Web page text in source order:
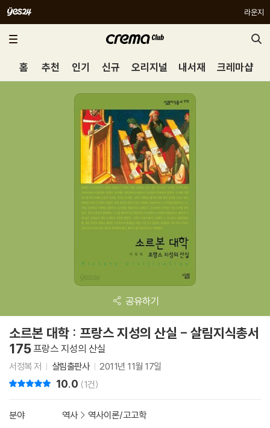
라운지
홈 추천 인기 신규 오리지널 내서재 크레마샵
공유하기
소르본 대학 : 프랑스 지성의 산실 - 살림지식총서
175프랑스 지성의 산실
서정복 저 살림출판사 2011년 11월 17일
10.0 (1건)
분야 역사> 역사이론/고고학